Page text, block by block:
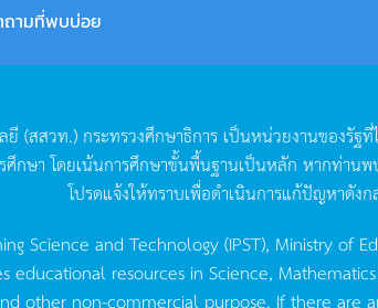
ถามที่พบบ่อย
ยี (สสวท.) กระทรวงศึกษาธิการ เป็นหน่วยงานของรัฐที่
ศึกษา โดยเน้นการศึกษาขั้นพื้นฐานเป็นหลัก หากท่านพ
โปรดแจ้งให้ทราบเพื่อดำเนินการแก้ปัญหาดังก
Science and Technology (IPST), Ministry of
resources in Science,
other non-commercial purpose. If there are